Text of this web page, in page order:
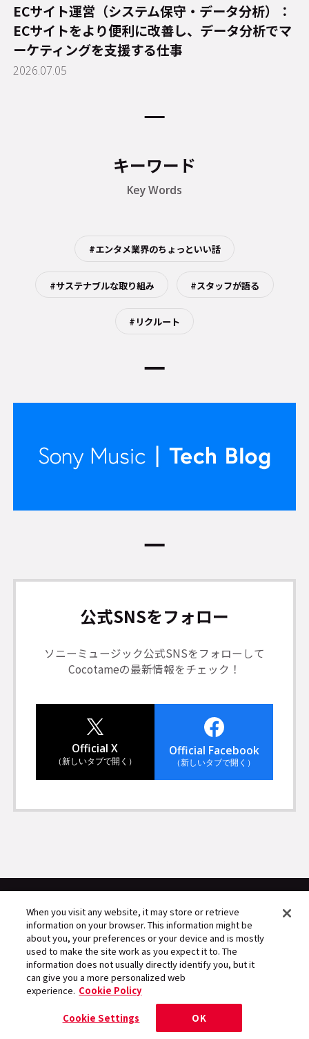
ECサイト運営（システム保守・データ分析）：
ECサイトをより便利に改善し、データ分析でマ
ーケティングを支援する仕事
2026.07.05
キーワード
Key Words
#エンタメ業界のちょっといい話
#サステナブルな取り組み #スタッフが語る
#リクルート
公式SNSをフォロー
ソニーミュージック公式SNSをフォローして
Cocotameの最新情報をチェック！
Official X
（新しいタブで開く）
Official Facebook
（新しいタブで開く）
人にフォーカスするエンタメマガジン
When you visit any website, it may store or retrieve
information on your browser. This information might be
about you, your preferences or your device and is mostly
used to make the site work as you expect it to. The
information does not usually directly identify you, but it
can give you a more personalized web
experience. Cookie Policy
Cookie Settings OK